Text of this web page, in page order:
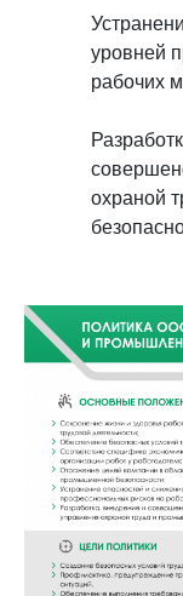
уровней
рабочих
охраной